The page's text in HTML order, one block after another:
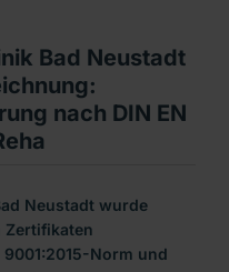
Bad Neustadt
nach DIN EN
Neustadt wurde
Zertifikaten
9001:2015-Norm und